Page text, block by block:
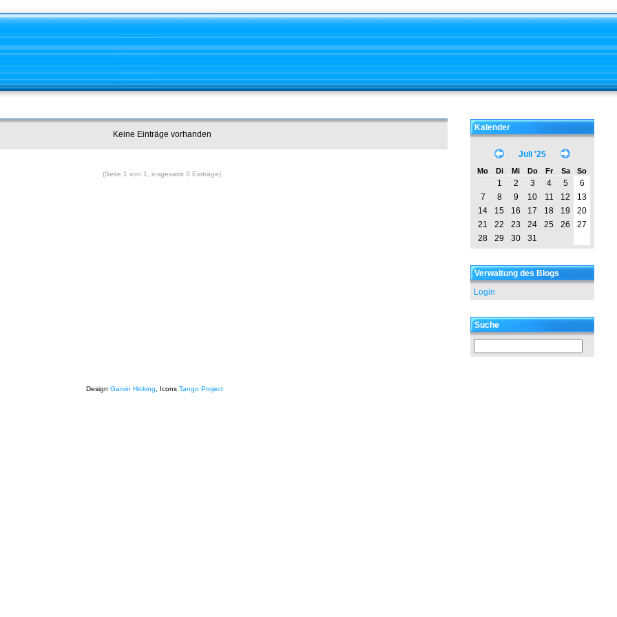
Keine Einträge vorhanden
(Seite 1 von 1, insgesamt 0 Einträge)
Kalender
Juli '25
Mo Di Mi Do Fr Sa So
1 2 3 4 5
6
7
8 9 10 11 12
13
14
15 16 17 18 19
20
21
22 23 24 25 26
27
28
29 30 31
Verwaltung des Blogs
Login
Suche
Design Garvin Hicking , Icons Tango Project